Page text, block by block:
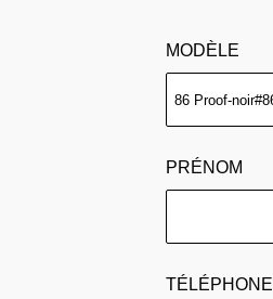
MODÈLE
PRÉNOM
TÉLÉPHONE